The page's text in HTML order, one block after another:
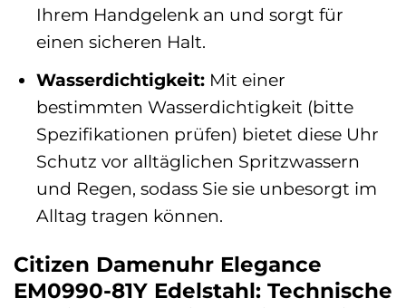
Ihrem Handgelenk an und sorgt für
einen sicheren Halt.
Wasserdichtigkeit:Mit einer
bestimmten Wasserdichtigkeit (bitte
Spezifikationen prüfen) bietet diese Uhr
Schutz vor alltäglichen Spritzwassern
und Regen, sodass Sie sie unbesorgt im
Alltag tragen können.
Citizen Damenuhr Elegance
EM0990-81Y Edelstahl: Technische